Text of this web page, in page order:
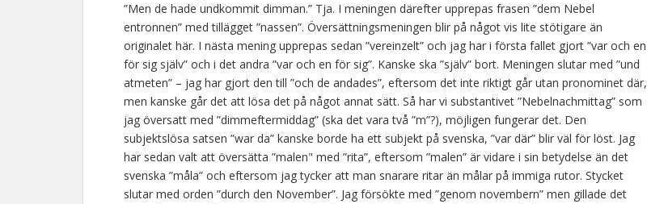
”Men de hade undkommit dimman.” Tja. I meningen därefter upprepas frasen ”dem Nebel
entronnen” med tillägget ”nassen”. Översättningsmeningen blir på något vis lite stötigare än
originalet här. I nästa mening upprepas sedan ”vereinzelt” och jag har i första fallet gjort ”var och en
för sig själv” och i det andra ”var och en för sig”. Kanske ska ”själv” bort. Meningen slutar med ”und
atmeten” – jag har gjort den till ”och de andades”, eftersom det inte riktigt går utan pronominet där,
men kanske går det att lösa det på något annat sätt. Så har vi substantivet ”Nebelnachmittag” som
jag översatt med ”dimmeftermiddag” (ska det vara två ”m”?), möjligen fungerar det. Den
subjektslösa satsen ”war da” kanske borde ha ett subjekt på svenska, ”var där” blir väl för löst. Jag
har sedan valt att översätta ”malen" med ”rita”, eftersom ”malen” är vidare i sin betydelse än det
svenska ”måla” och eftersom jag tycker att man snarare ritar än målar på immiga rutor. Stycket
slutar med orden ”durch den November”. Jag försökte med ”genom novembern” men gillade det